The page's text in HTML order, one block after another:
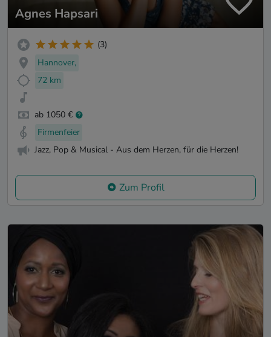
Agnes Hapsari
(3)
Hannover,
72 km
ab 1050 €
Firmenfeier
Jazz, Pop & Musical - Aus dem Herzen, für die Herzen!
Zum Profil